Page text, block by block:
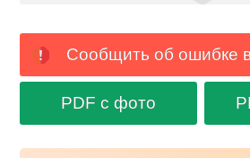
Сообщить об ошибке
PDF с фото